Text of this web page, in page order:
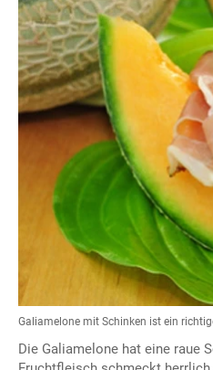
Galiamelone mit Schinken ist ein
Die Galiamelone hat eine raue